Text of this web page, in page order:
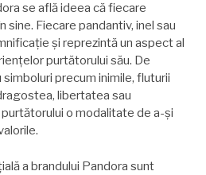
se află ideea că fiecare
Fiecare pandantiv, inel sau
și reprezintă un aspect al
purtătorului său. De
precum inimile, fluturii
libertatea sau
o modalitate de a-și
a brandului Pandora sunt